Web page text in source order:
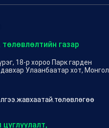
төлөвлөлтийн газар
18-р хороо Парк гарден
Улаанбаатар хот, Монгол